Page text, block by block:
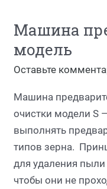
Машина
модель
Оставьте
Машина
очистки модели S
выполнять
типов зерна.
для удаления
чтобы они не
очистки
—